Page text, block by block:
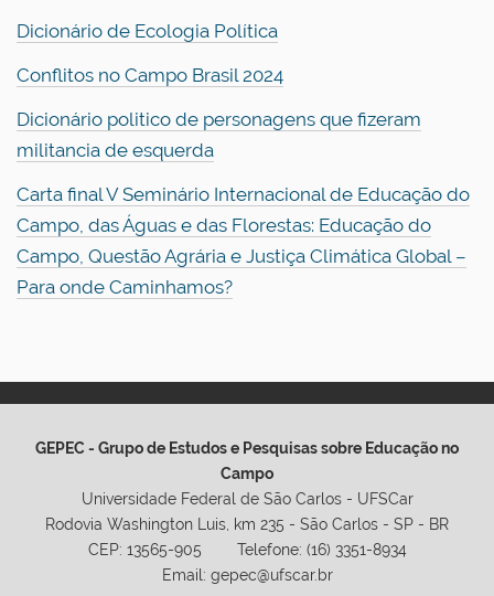
Dicionário de Ecologia Política
Conflitos no Campo Brasil 2024
Dicionário politico de personagens que fizeram
militancia de esquerda
Carta final V Seminário Internacional de Educação do
Campo, das Águas e das Florestas: Educação do
Campo, Questão Agrária e Justiça Climática Global –
Para onde Caminhamos?
GEPEC - Grupo de Estudos e Pesquisas sobre Educação no
Campo
Universidade Federal de São Carlos - UFSCar
Rodovia Washington Luis, km 235 - São Carlos - SP - BR
CEP: 13565-905 Telefone: (16) 3351-8934
Email: gepec@ufscar.br